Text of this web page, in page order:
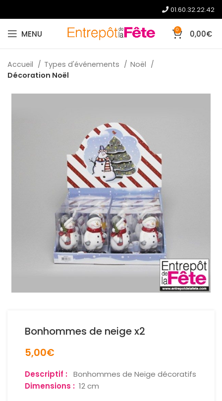
01.60.32.22.42
MENU 0 0,00€
Accueil Types d'événements
Noël
Décoration Noël
Bonhommes de neige x2
5,00€
Descriptif : Bonhommes de Neige décoratifs
Dimensions : 12 cm